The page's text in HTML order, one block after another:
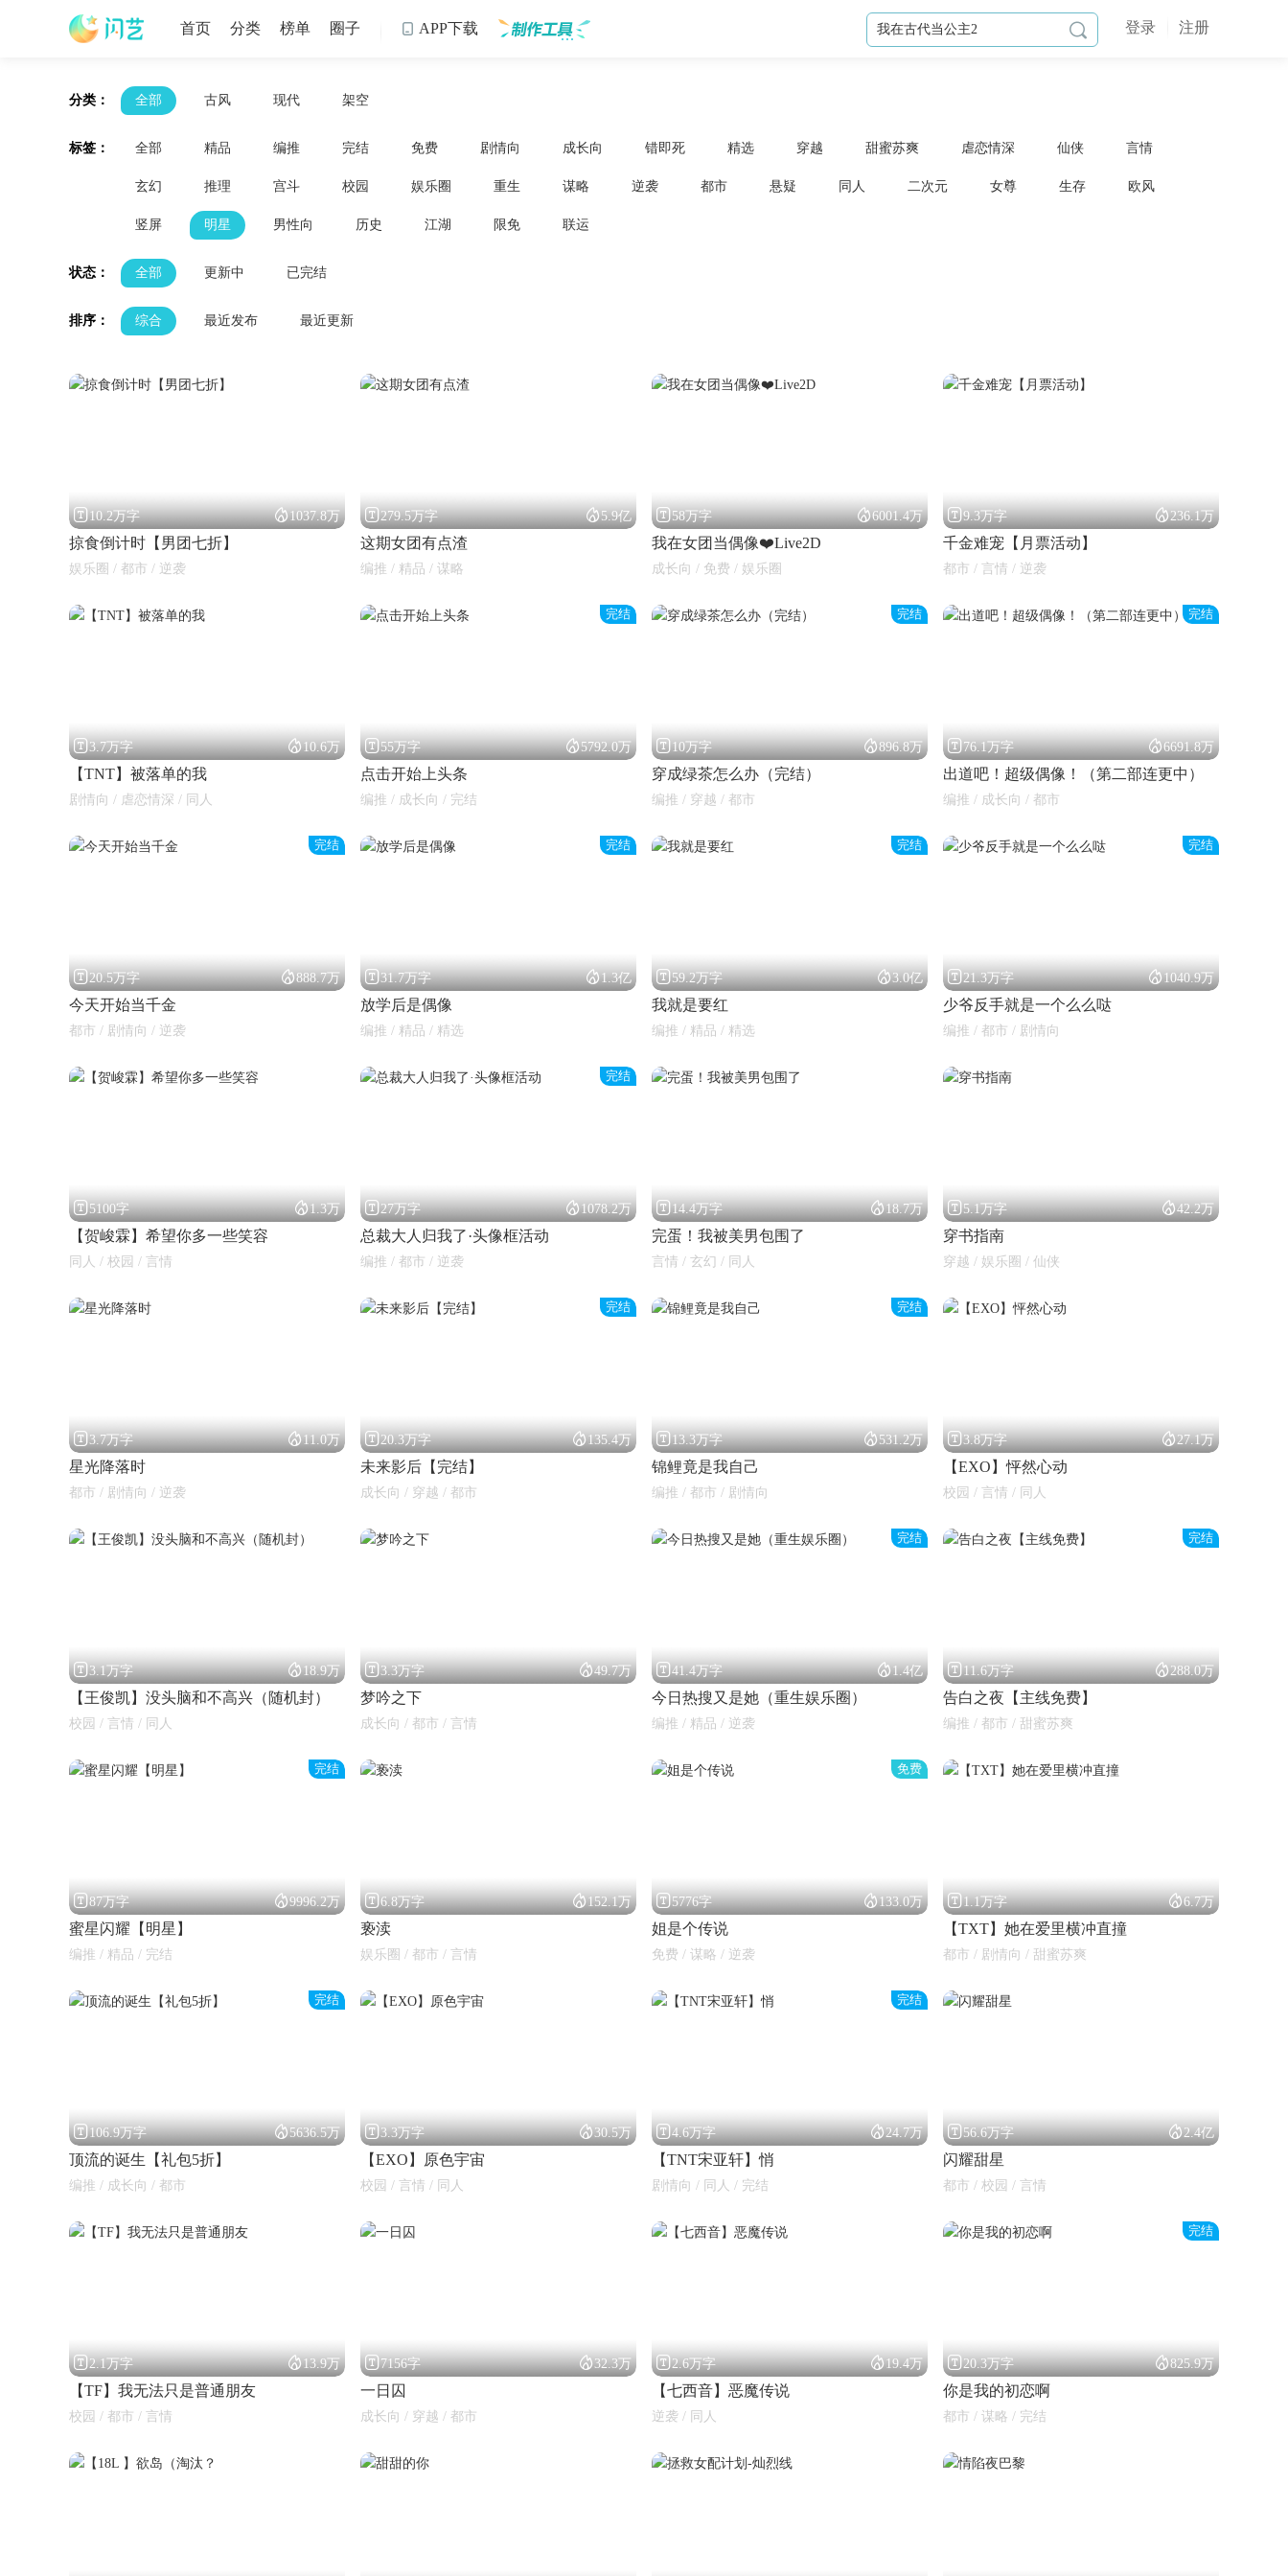
首页 分类 榜单 圈子  APP下载 登录 注册

分类： 全部 古风 现代 架空
标签： 全部 精品 编推 完结 免费 剧情向 成长向 错即死 精选 穿越 甜蜜苏爽 虐恋情深 仙侠 言情
玄幻 推理 宫斗 校园 娱乐圈 重生 谋略 逆袭 都市 悬疑 同人 二次元 女尊 生存 欧风
竖屏 明星 男性向 历史 江湖 限免 联运
状态： 全部 更新中 已完结
排序： 综合 最近发布 最近更新
10.2万字 1037.8万
掠食倒计时【男团七折】
娱乐圈 / 都市 / 逆袭
279.5万字 5.9亿
这期女团有点渣
编推 / 精品 / 谋略
58万字 6001.4万
我在女团当偶像❤️Live2D
成长向 / 免费 / 娱乐圈
9.3万字 236.1万
千金难宠【月票活动】
都市 / 言情 / 逆袭
3.7万字 10.6万
【TNT】被落单的我
剧情向 / 虐恋情深 / 同人
完结
55万字 5792.0万
点击开始上头条
编推 / 成长向 / 完结
完结
10万字 896.8万
穿成绿茶怎么办（完结）
编推 / 穿越 / 都市
完结
76.1万字 6691.8万
出道吧！超级偶像！（第二部连更中）
编推 / 成长向 / 都市
完结
20.5万字 888.7万
今天开始当千金
都市 / 剧情向 / 逆袭
完结
31.7万字 1.3亿
放学后是偶像
编推 / 精品 / 精选
完结
59.2万字 3.0亿
我就是要红
编推 / 精品 / 精选
完结
21.3万字 1040.9万
少爷反手就是一个么么哒
编推 / 都市 / 剧情向
5100字 1.3万
【贺峻霖】希望你多一些笑容
同人 / 校园 / 言情
完结
27万字 1078.2万
总裁大人归我了·头像框活动
编推 / 都市 / 逆袭
14.4万字 18.7万
完蛋！我被美男包围了
言情 / 玄幻 / 同人
5.1万字 42.2万
穿书指南
穿越 / 娱乐圈 / 仙侠
3.7万字 11.0万
星光降落时
都市 / 剧情向 / 逆袭
完结
20.3万字 135.4万
未来影后【完结】
成长向 / 穿越 / 都市
完结
13.3万字 531.2万
锦鲤竟是我自己
编推 / 都市 / 剧情向
3.8万字 27.1万
【EXO】怦然心动
校园 / 言情 / 同人
3.1万字 18.9万
【王俊凯】没头脑和不高兴（随机封）
校园 / 言情 / 同人
3.3万字 49.7万
梦吟之下
成长向 / 都市 / 言情
完结
41.4万字 1.4亿
今日热搜又是她（重生娱乐圈）
编推 / 精品 / 逆袭
完结
11.6万字 288.0万
告白之夜【主线免费】
编推 / 都市 / 甜蜜苏爽
完结
87万字 9996.2万
蜜星闪耀【明星】
编推 / 精品 / 完结
6.8万字 152.1万
亵渎
娱乐圈 / 都市 / 言情
免费
5776字 133.0万
姐是个传说
免费 / 谋略 / 逆袭
1.1万字 6.7万
【TXT】她在爱里横冲直撞
都市 / 剧情向 / 甜蜜苏爽
完结
106.9万字 5636.5万
顶流的诞生【礼包5折】
编推 / 成长向 / 都市
3.3万字 30.5万
【EXO】原色宇宙
校园 / 言情 / 同人
完结
4.6万字 24.7万
【TNT宋亚轩】悄
剧情向 / 同人 / 完结
56.6万字 2.4亿
闪耀甜星
都市 / 校园 / 言情
2.1万字 13.9万
【TF】我无法只是普通朋友
校园 / 都市 / 言情
7156字 32.3万
一日囚
成长向 / 穿越 / 都市
2.6万字 19.4万
【七西音】恶魔传说
逆袭 / 同人
完结
20.3万字 825.9万
你是我的初恋啊
都市 / 谋略 / 完结